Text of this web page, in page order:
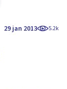
29 jan 2013 5.2k